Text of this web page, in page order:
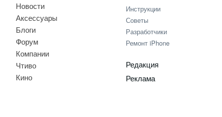
Новости
Аксессуары
Блоги
Форум
Компании
Чтиво
Кино
Инструкции
Советы
Разработчики
Ремонт iPhone
Редакция
Реклама